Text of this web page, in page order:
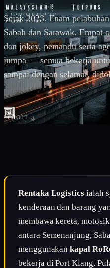
Sejak 2023. Enam
Sabah dan Sarawak. Empat
dan jokey, pemandu serta
jumpa — semua bekerja
sampai dengan selamat,
SCROLL
Rentaka Logistics ialah
kenderaan dan barang
membawa kereta,
antara Semenanjung,
menggunakan kapal
bekerja di Port Klang,